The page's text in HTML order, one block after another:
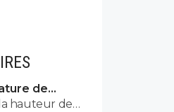
de
de
hauteur de